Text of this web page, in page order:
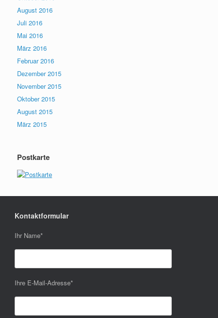
August 2016
Juli 2016
Mai 2016
März 2016
Februar 2016
Dezember 2015
November 2015
Oktober 2015
August 2015
März 2015
Postkarte
Kontaktformular
Ihr Name*
Ihre E-Mail-Adresse*